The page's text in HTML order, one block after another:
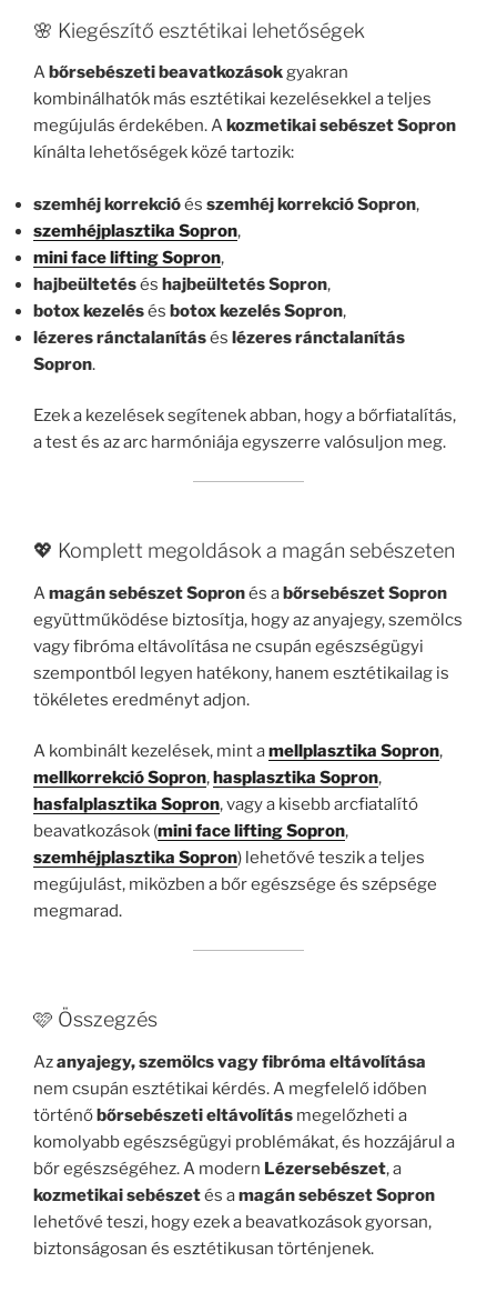
🌸 Kiegészítő esztétikai lehetőségek
A bőrsebészeti beavatkozásokgyakran
kombinálhatók más esztétikai kezelésekkel a teljes
megújulás érdekében. A kozmetikai sebészet Sopron
kínálta lehetőségek közé tartozik:
szemhéj korrekcióés szemhéj korrekció Sopron,
szemhéjplasztika Sopron,
mini face lifting Sopron,
hajbeültetésés hajbeültetés Sopron,
botox kezelésés botox kezelés Sopron,
lézeres ránctalanításés lézeres ránctalanítás
Sopron.
Ezek a kezelések segítenek abban, hogy a bőrfiatalítás,
a test és az arc harmóniája egyszerre valósuljon meg.
💖 Komplett megoldások a magán sebészeten
Amagán sebészet Sopronés abőrsebészet Sopron
együttműködése biztosítja, hogy az anyajegy, szemölcs
vagy fibróma eltávolítása ne csupán egészségügyi
szempontból legyen hatékony, hanem esztétikailag is
tökéletes eredményt adjon.
A kombinált kezelések, mint amellplasztika Sopron,
mellkorrekció Sopron, hasplasztika Sopron,
hasfalplasztika Sopron, vagy a kisebb arcfiatalító
beavatkozások (mini face lifting Sopron,
szemhéjplasztika Sopron) lehetővé teszik a teljes
megújulást, miközben a bőr egészsége és szépsége
megmarad.
🩷 Összegzés
Azanyajegy, szemölcs vagy fibróma eltávolítása
nem csupán esztétikai kérdés. A megfelelő időben
történőbőrsebészeti eltávolítás megelőzheti a
komolyabb egészségügyi problémákat, és hozzájárul a
bőr egészségéhez. A modern Lézersebészet, a
kozmetikai sebészetés amagán sebészet Sopron
lehetővé teszi, hogy ezek a beavatkozások gyorsan,
biztonságosan és esztétikusan történjenek.